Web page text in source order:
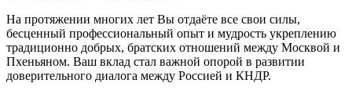
На протяжении многих лет Вы отдаёте все свои силы,
бесценный профессиональный опыт и мудрость укреплению
традиционно добрых, братских отношений между Москвой и
Пхеньяном. Ваш вклад стал важной опорой в развитии
доверительного диалога между Россией и КНДР.